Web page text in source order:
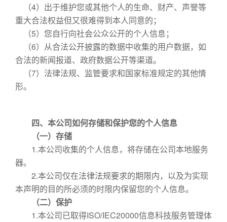
（4）出于维护您或其他个人的生命、财产、声誉等
重大合法权益但又很难得到本人同意的；
（5）您自行向社会公众公开的个人信息；
（6）从合法公开披露的数据中收集的用户数据，如
合法的新闻报道、政府数据公开等渠道。
（7）法律法规、监管要求和国家标准规定的其他情
形。
四、本公司如何存储和保护您的个人信息
（一）存储
1.本公司收集的个人信息，将存储在公司本地服务
器。
2.本公司仅在法律法规要求的期限内，以及为实现
本声明的目的所必须的时限内保留您的个人信息。
（二）保护
1.本公司已取得ISO/IEC20000信息科技服务管理体